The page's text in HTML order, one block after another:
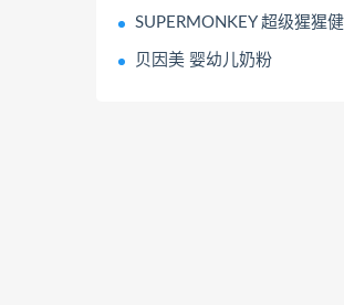
SUPERMONKEY 超级猩猩
贝因美 婴幼儿奶粉